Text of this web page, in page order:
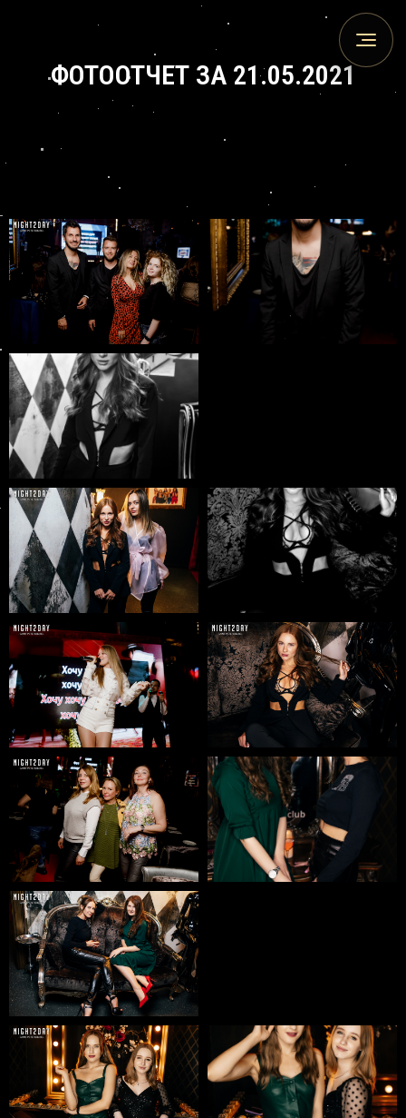
ФОТООТЧЕТ ЗА 21.05.2021